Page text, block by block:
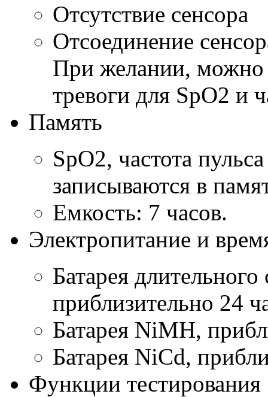
Отсутствие сенсора
Отсоединение
При желании, можно
тревоги для SpO2 и
Память
SpO2, частота
записываются в
Емкость: 7 часов.
Электропитание и
Батарея
приблизительно 24
Батарея NiMH,
Батарея NiCd,
Функции тестирования